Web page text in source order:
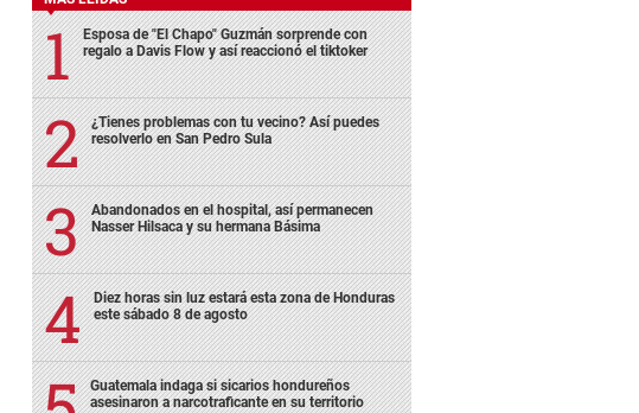
Esposa de "El Chapo" Guzmán sorprende con
regalo a Davis Flow y así reaccionó el tiktoker
¿Tienes problemas con tu vecino? Así puedes
resolverlo en San Pedro Sula
Abandonados en el hospital, así permanecen
Nasser Hilsaca y su hermana Básima
Diez horas sin luz estará esta zona de Honduras
este sábado 8 de agosto
Guatemala indaga si sicarios hondureños
asesinaron a narcotraficante en su territorio